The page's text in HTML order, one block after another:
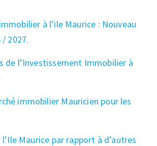
à l’ile Maurice : Nouveau
2027.
de l’Investissement Immobilier à
immobilier Mauricien pour les
Maurice par rapport à d’autres